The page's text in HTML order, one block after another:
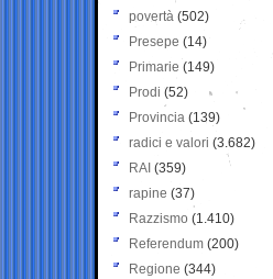
povertà (502)
Presepe (14)
Primarie (149)
Prodi (52)
Provincia (139)
radici e valori (3.682)
RAI (359)
rapine (37)
Razzismo (1.410)
Referendum (200)
Regione (344)